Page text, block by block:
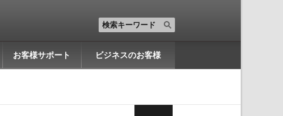
お客様サポート ビジネスのお客様